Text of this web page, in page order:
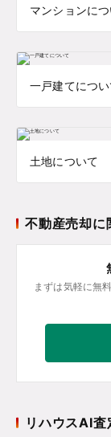
マンションに
一戸建てについ
土地について
不動産売却に
まずは気軽に無
リハウスAI査